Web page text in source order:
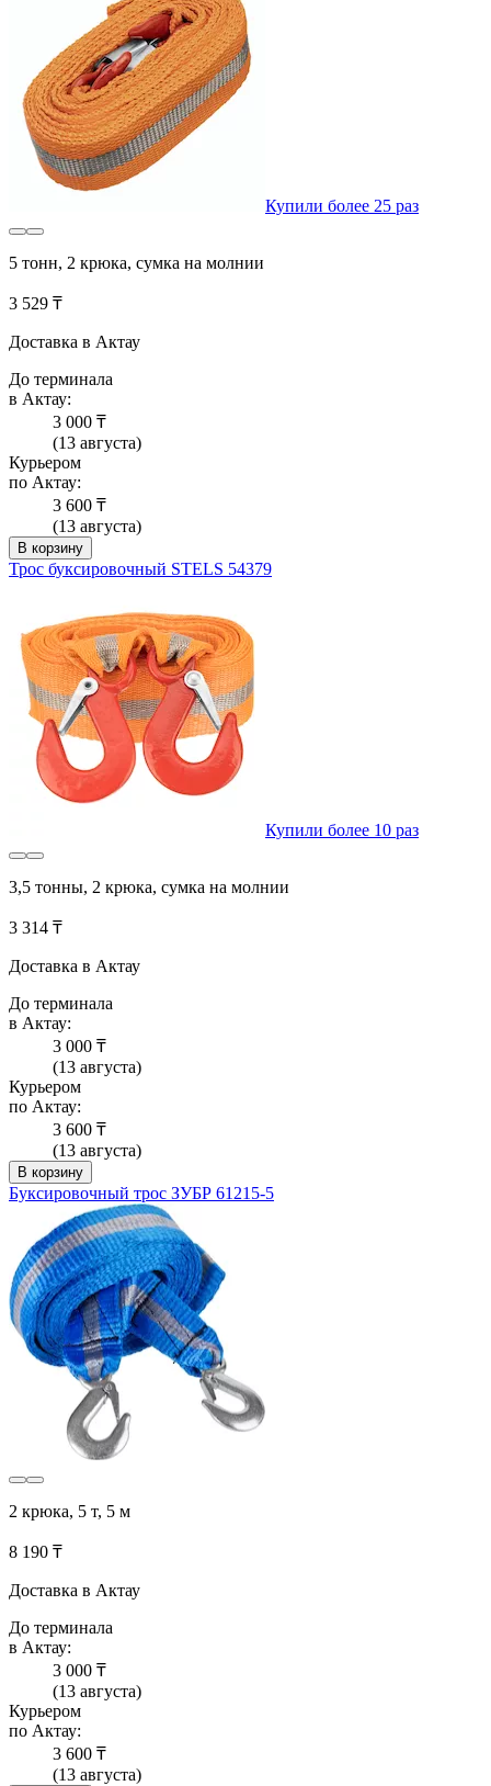
Купили более 25 раз
5 тонн, 2 крюка, сумка на молнии
3 529 ₸
Доставка в Актау
До терминала
в Актау:
3 000 ₸
(13 августа)
Курьером
по Актау:
3 600 ₸
(13 августа)
В корзину
Трос буксировочный STELS 54379
Купили более 10 раз
3,5 тонны, 2 крюка, сумка на молнии
3 314 ₸
Доставка в Актау
До терминала
в Актау:
3 000 ₸
(13 августа)
Курьером
по Актау:
3 600 ₸
(13 августа)
В корзину
Буксировочный трос ЗУБР 61215-5
2 крюка, 5 т, 5 м
8 190 ₸
Доставка в Актау
До терминала
в Актау:
3 000 ₸
(13 августа)
Курьером
по Актау:
3 600 ₸
(13 августа)